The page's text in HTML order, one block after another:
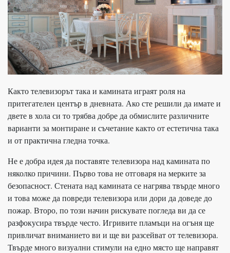
Както телевизорът така и камината играят роля на
притегателен център в дневната. Ако сте решили да имате и
двете в хола си то трябва добре да обмислите различните
варианти за монтиране и съчетание както от естетична така
и от практична гледна точка.
Не е добра идея да поставяте телевизора над камината по
няколко причини. Първо това не отговаря на мерките за
безопасност. Стената над камината се нагрява твърде много
и това може да повреди телевизора или дори да доведе до
пожар. Второ, по този начин рискувате погледа ви да се
разфокусира твърде често. Игривите пламъци на огъня ще
привличат вниманието ви и ще ви разсейват от телевизора.
Твърде много визуални стимули на едно място ще направят